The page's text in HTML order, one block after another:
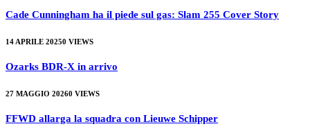
Cade Cunningham ha il piede sul gas: Slam 255 Cover Story
14 APRILE 20250 VIEWS
Ozarks BDR-X in arrivo
27 MAGGIO 20260 VIEWS
FFWD allarga la squadra con Lieuwe Schipper